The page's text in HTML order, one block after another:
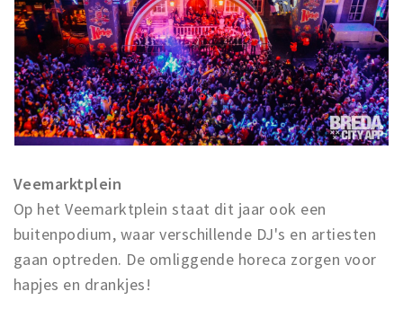
Veemarktplein
Op het Veemarktplein staat dit jaar ook een
buitenpodium, waar verschillende DJ's en artiesten
gaan optreden. De omliggende horeca zorgen voor
hapjes en drankjes!